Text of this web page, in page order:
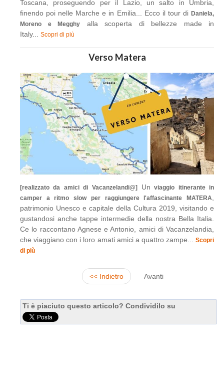
Toscana, proseguendo per il Lazio, un salto in Umbria,
finendo poi nelle Marche e in Emilia... Ecco il tour di Daniela,
Moreno e Megghy alla scoperta di bellezze made in
Italy... Scopri di più
Verso Matera
[realizzato da amici di Vacanzelandi@]Un viaggio itinerante in
camper a ritmo slow per raggiungere l'affascinante MATERA
patrimonio Unesco e capitale della Cultura 2019, visitando e
gustandosi anche tappe intermedie della nostra Bella Italia.
Ce lo raccontano Agnese e Antonio, amici di Vacanzelandia,
che viaggiano con i loro amati amici a quattro zampe... Scopri
di più
<< Indietro Avanti
Ti è piaciuto questo articolo? Condividilo su